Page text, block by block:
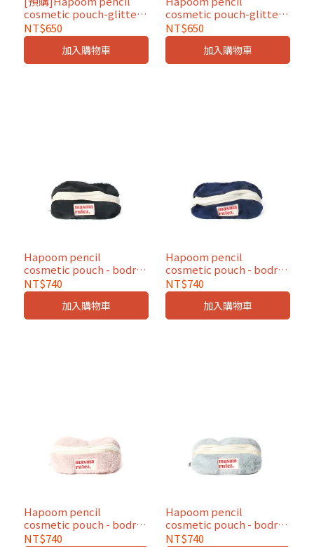
cosmetic pouch-glittery
pink
NT$650
加入購物車
cosmetic pouch-glittery
ivory
NT$650
加入購物車
Hapoom pencil
cosmetic pouch - bodry
black
NT$740
加入購物車
Hapoom pencil
cosmetic pouch - bodry
navy
NT$740
加入購物車
Hapoom pencil
cosmetic pouch - bodry
pastel pink
NT$740
Hapoom pencil
cosmetic pouch - bodry
pastel blue
NT$740